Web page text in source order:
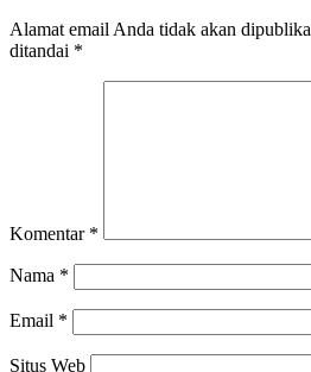
Alamat email Anda tidak akan
ditandai *
Komentar *
Nama *
Email *
Situs Web